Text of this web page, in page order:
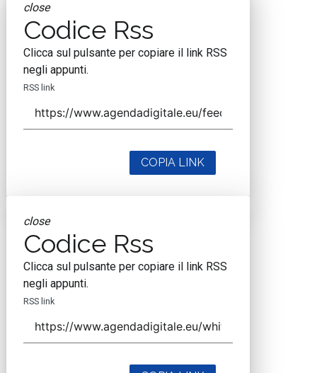
close
Codice Rss
Clicca sul pulsante per copiare il link RSS
negli appunti.
RSS link
COPIA LINK
close
Codice Rss
Clicca sul pulsante per copiare il link RSS
negli appunti.
RSS link